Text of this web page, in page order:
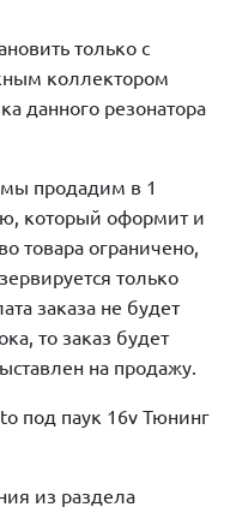
только с
коллектором
данного резонатора
мы продадим в 1
который оформит и
товара ограничено,
только
заказа не будет
то заказ будет
на продажу.
под паук 16v Тюнинг
из раздела